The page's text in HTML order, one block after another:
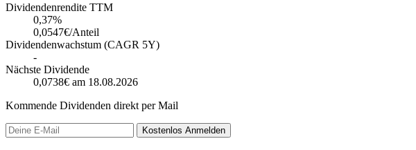
Dividendenrendite TTM
0,37%
0,0547€/Anteil
Dividendenwachstum (CAGR 5Y)
-
Nächste Dividende
0,0738€ am 18.08.2026
Kommende Dividenden direkt per Mail
Kostenlos Anmelden